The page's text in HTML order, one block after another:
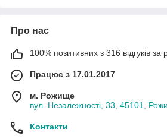
Про нас
100% позитивних з 316 відгуків за
Працює з 17.01.2017
м. Рожище
вул. Незалежності, 33, 45101,
Контакти